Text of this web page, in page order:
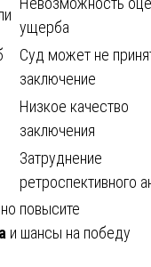
ущерба
Суд может не
заключение
Низкое качество
заключения
Затруднение
ретроспективного
повысите
и шансы на победу